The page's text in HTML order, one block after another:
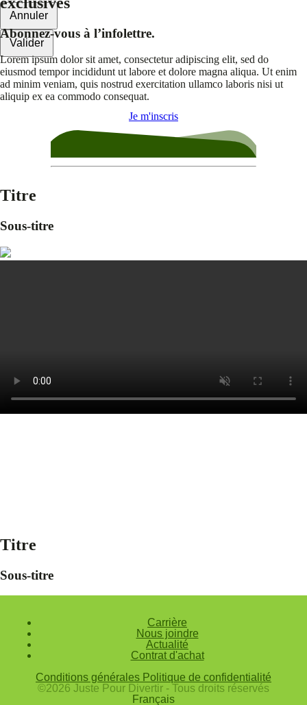
Abonnez-vous à l’infolettre.
Lorem ipsum dolor sit amet, consectetur adipiscing elit, sed do
eiusmod tempor incididunt ut labore et dolore magna aliqua. Ut enim
ad minim veniam, quis nostrud exercitation ullamco laboris nisi ut
aliquip ex ea commodo consequat.
Je m'inscris
Titre
Sous-titre
Titre
Sous-titre
Carrière
Nous joindre
Actualité
Contrat d'achat
Conditions générales Politique de confidentialité
©2026 Juste Pour Divertir - Tous droits réservés
Français
Annuler
Valider